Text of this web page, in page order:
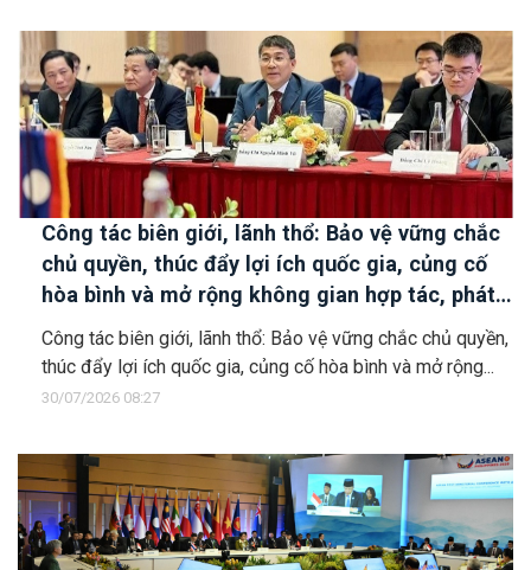
Công tác biên giới, lãnh thổ: Bảo vệ vững chắc
chủ quyền, thúc đẩy lợi ích quốc gia, củng cố
hòa bình và mở rộng không gian hợp tác, phát
triển
Công tác biên giới, lãnh thổ: Bảo vệ vững chắc chủ quyền,
thúc đẩy lợi ích quốc gia, củng cố hòa bình và mở rộng...
30/07/2026 08:27